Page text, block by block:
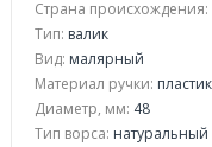
Страна происхождения:
Тип: валик
Вид: малярный
Материал ручки: пластик
Диаметр, мм: 48
Тип ворса: натуральный